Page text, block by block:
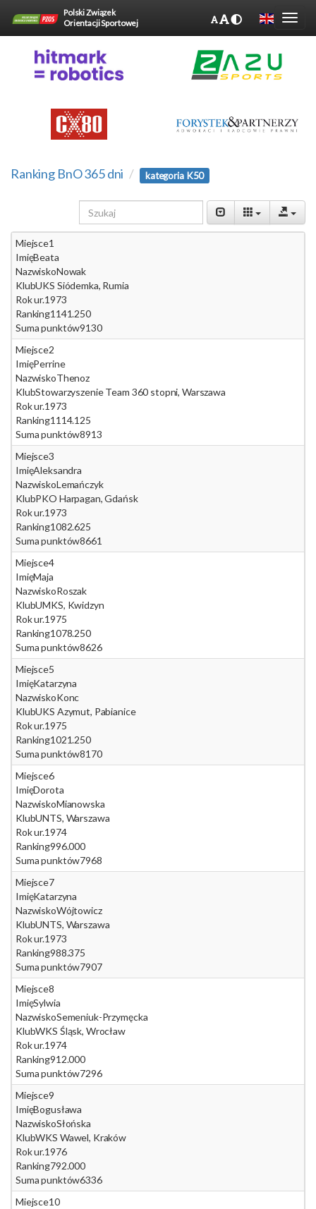
Polski Związek
Orientacji Sportowej
Ranking BnO 365 dni kategoria K50
Miejsce1
ImięBeata
NazwiskoNowak
KlubUKS Siódemka, Rumia
Rok ur.1973
Ranking1141.250
Suma punktów9130
Miejsce2
ImięPerrine
NazwiskoThenoz
KlubStowarzyszenie Team 360 stopni, Warszawa
Rok ur.1973
Ranking1114.125
Suma punktów8913
Miejsce3
ImięAleksandra
NazwiskoLemańczyk
KlubPKO Harpagan, Gdańsk
Rok ur.1973
Ranking1082.625
Suma punktów8661
Miejsce4
ImięMaja
NazwiskoRoszak
KlubUMKS, Kwidzyn
Rok ur.1975
Ranking1078.250
Suma punktów8626
Miejsce5
ImięKatarzyna
NazwiskoKonc
KlubUKS Azymut, Pabianice
Rok ur.1975
Ranking1021.250
Suma punktów8170
Miejsce6
ImięDorota
NazwiskoMianowska
KlubUNTS, Warszawa
Rok ur.1974
Ranking996.000
Suma punktów7968
Miejsce7
ImięKatarzyna
NazwiskoWójtowicz
KlubUNTS, Warszawa
Rok ur.1973
Ranking988.375
Suma punktów7907
Miejsce8
ImięSylwia
NazwiskoSemeniuk-Przymęcka
KlubWKS Śląsk, Wrocław
Rok ur.1974
Ranking912.000
Suma punktów7296
Miejsce9
ImięBogusława
NazwiskoSłońska
KlubWKS Wawel, Kraków
Rok ur.1976
Ranking792.000
Suma punktów6336
Miejsce10